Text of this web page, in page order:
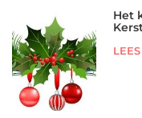
Het